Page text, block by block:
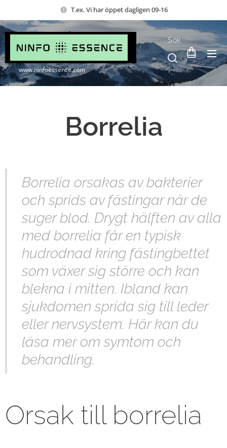
T.ex. Vi har öppet dagligen 09-16
www.ninfoessence.com
Sök
Borrelia
Borrelia orsakas av bakterier
och sprids av fästingar när de
suger blod. Drygt hälften av alla
med borrelia får en typisk
hudrodnad kring fästingbettet
som växer sig större och kan
blekna i mitten. Ibland kan
sjukdomen sprida sig till leder
eller nervsystem. Här kan du
läsa mer om symtom och
behandling.
Orsak till borrelia